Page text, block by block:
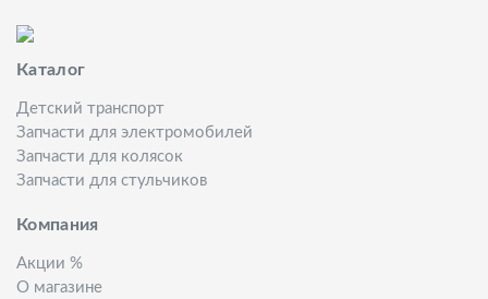
Каталог
Детский транспорт
Запчасти для электромобилей
Запчасти для колясок
Запчасти для стульчиков
Компания
Акции %
О магазине